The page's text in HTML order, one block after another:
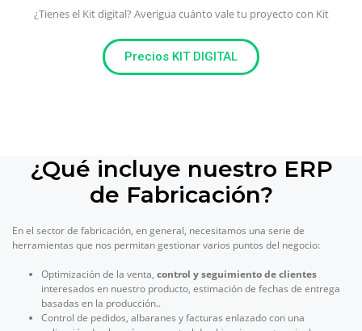
¿Tienes el Kit digital? Averigua cuánto vale tu proyecto con Kit
Precios KIT DIGITAL
¿Qué incluye nuestro ERP
de Fabricación?
En el sector de fabricación, en general, necesitamos una serie de
herramientas que nos permitan gestionar varios puntos del negocio:
Optimización de la venta, control y seguimiento de clientes
interesados en nuestro producto, estimación de fechas de entrega
basadas en la producción..
Control de pedidos, albaranes y facturas enlazado con una